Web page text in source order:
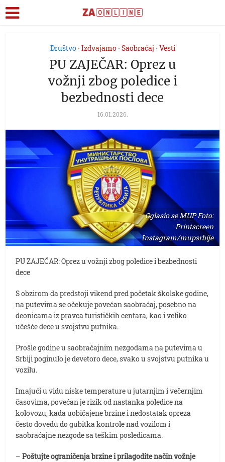
Društvo • Izdvajamo • Saobraćaj • Vesti
PU ZAJEČAR: Oprez u
vožnji zbog poledice i
bezbednosti dece
16.01.2026.
Oglasio se MUP Foto:
Printscreen
Instagram/mupsrbije
PU ZAJEČAR: Oprez u vožnji zbog poledice i bezbednosti
dece
S obzirom da predstoji vikend pred početak školske godine,
na putevima se očekuje povećan saobraćaj, posebno na
deonicama iz pravca turističkih centara, kao i veliko
učešće dece u svojstvu putnika.
Prošle godine u saobraćajnim nezgodama na putevima u
Srbiji poginulo je devetoro dece, svako u svojstvu putnika u
vozilu.
Imajući u vidu niske temperature u jutarnjim i večernjim
časovima, povećan je rizik od nastanka poledice na
kolovozu, kada uobičajene brzine i nedostatak opreza
često dovedu do gubitka kontrole nad vozilom i
saobraćajne nezgode sa teškim posledicama.
–Poštujte ograničenja brzine i prilagodite način vožnje